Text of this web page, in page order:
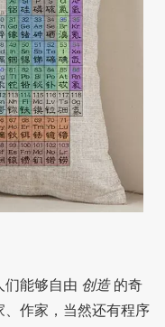
们能够自由 创造的奇
作家，当然还有程序